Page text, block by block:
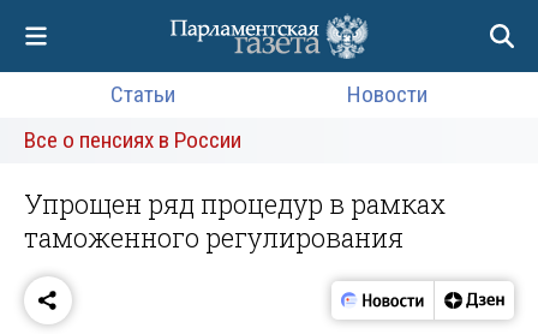
Статьи
Новости
Все о пенсиях в России
Упрощен ряд процедур в рамках
таможенного регулирования